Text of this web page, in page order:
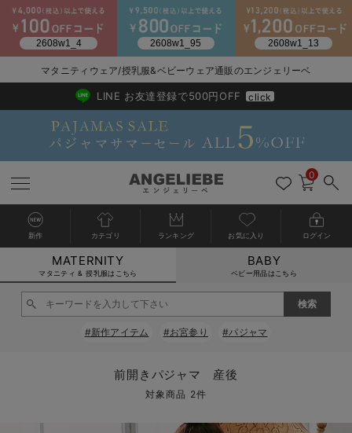
マタニティウェア全て
マタニティ ワンピース
マタニティ トップス
マタニティ 下着・インナー全て
授乳ブラ・マタニティブラ（マタニティインナー・産後用品）
マタニティ 授乳 キャミソール
授乳服全て
マタニティ フォーマル全て
マタニティ スーツ
マタニティ ドレス（結婚式・お呼ばれ）
マタニティ フォーマル パンツ・ボトムス
授乳用品全て
妊婦用 抱き枕・授乳クッション
マタニティレッグウェア全て
マタニティストッキング・タイツ
マタニティ ボディケア全て
アウトレット全て
【アウトレット】ワンピース
【アウトレット】パジャマ
特集全て
コットン素材
再入荷全て
再入荷｜インナー
戻る
送料無料アイテム全て
ワンピース
スカート
戻る
ブラキャミ おまとめ
戻る
【37周年祭セール】
【37周年祭セール】
戻る
気温差別オススメア
【15℃】3月下旬～
戻る
動きやすく着回しで
戻る
強撚スムース(コスパ
戻る
マタニティウェア
【おまとめ割】パジ
戻る
こだわりの履き心地
カジュアル
オフィス
戻る
ジャケット派
きれいめ美脚パンツ派
戻る
出産準備応援割全て
マタニティパジャマ
戻る
【オフィスカジュア
戻る
レギンスタイプ
戻る
【フォーマル】ワン
戻る
【ベビー】長袖
戻る
ハンカチ
短肌着
戻る
快適ウェア10%OFF
快適ウェア10%OFF
戻る
春のマタニティワン
セットアップ・ レイ
ジャンパースカート/
戻る
Gift Selection 出産
〜3,000円（税込）
10,001円（税込）〜
戻る
冬の冷え対策インナ
薄くてあったか
保温&リカバリー
戻る
入院準備の持ち物チ
入院してすぐ使うグ
戻る
冬のあったか特集全て
【冬のあったか特集
【冬のあったか特集
マタニティウェア/授乳服&ベビーウェア通販のエンジェリーベ
2026/NewArrival
送料495円(一部地域を除く) 7,700円以上で送料無料
LINE お友達登録で500円OFF click
0
新作 カテゴリ ランキング お気に入り ログイン
MATERNITY
マタニティ & 授乳服はこちら
BABY
ベビー用品はこちら
#新作アイテム #お宮参り #パジャマ
前開きパジャマ 産後
対象商品 2件
カートに入れる
閉じる